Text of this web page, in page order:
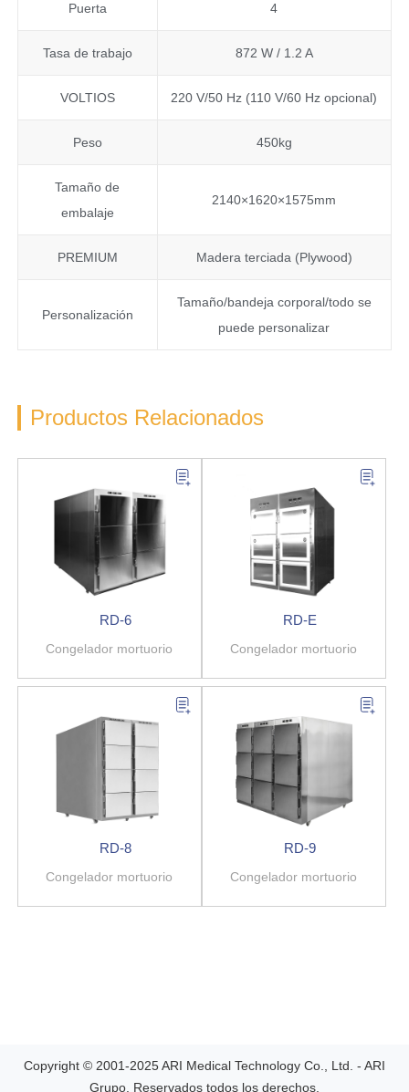
Puerta 4
Tasa de trabajo 872 W / 1.2 A
VOLTIOS 220 V/50 Hz (110 V/60 Hz opcional)
Peso 450kg
Tamaño de
embalaje
2140×1620×1575mm
PREMIUM Madera terciada (Plywood)
Personalización
Tamaño/bandeja corporal/todo se
puede personalizar
Productos Relacionados
RD-6
Congelador mortuorio
RD-E
Congelador mortuorio
RD-8
Congelador mortuorio
RD-9
Congelador mortuorio
Copyright © 2001-2025 ARI Medical Technology Co., Ltd. - ARI
Grupo. Reservados todos los derechos.